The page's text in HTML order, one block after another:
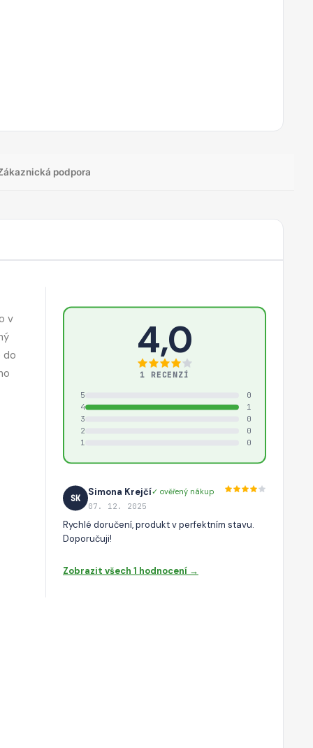
podpora
v
do
4,0
1 RECENZÍ
5
0
4
1
3
0
2
0
1
0
SK
Simona Krejčí✓ ověřený nákup
07. 12. 2025
Rychlé doručení, produkt v perfektním stavu.
Doporučuji!
Zobrazit všech 1 hodnocení →